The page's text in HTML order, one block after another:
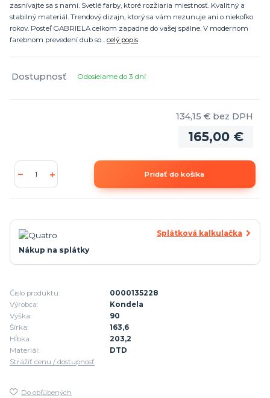
zasnívajte sa s nami. Svetlé farby, ktoré rozžiaria miestnosť. Kvalitný a
stabilný materiál. Trendový dizajn, ktorý sa vám nezunuje ani o niekoľko
rokov. Posteľ GABRIELA celkom zapadne do vašej spálne. V modernom
farebnom prevedení dub so... celý popis
Dostupnosť Odosielame do 3 dní
165,00 €
134,15 € bez DPH
Pridať do košíka
Splátková kalkulačka
Nákup na splátky
Číslo produktu:
0000135228
Výrobca:
Kondela
Výška:
90
Šírka:
163,6
Hĺbka:
203,2
Materiál:
DTD
Strážiť cenu / dostupnosť
Do obľúbených